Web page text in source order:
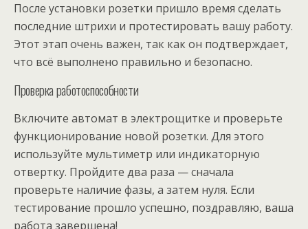
После установки розетки пришло время сделать
последние штрихи и протестировать вашу работу.
Этот этап очень важен, так как он подтверждает,
что всё выполнено правильно и безопасно.
Проверка работоспособности
Включите автомат в электрощитке и проверьте
функционирование новой розетки. Для этого
используйте мультиметр или индикаторную
отвертку. Пройдите два раза — сначала
проверьте наличие фазы, а затем нуля. Если
тестирование прошло успешно, поздравляю, ваша
работа завершена!